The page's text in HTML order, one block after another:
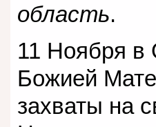
область.
11 Ноября в
Божией
захваты на